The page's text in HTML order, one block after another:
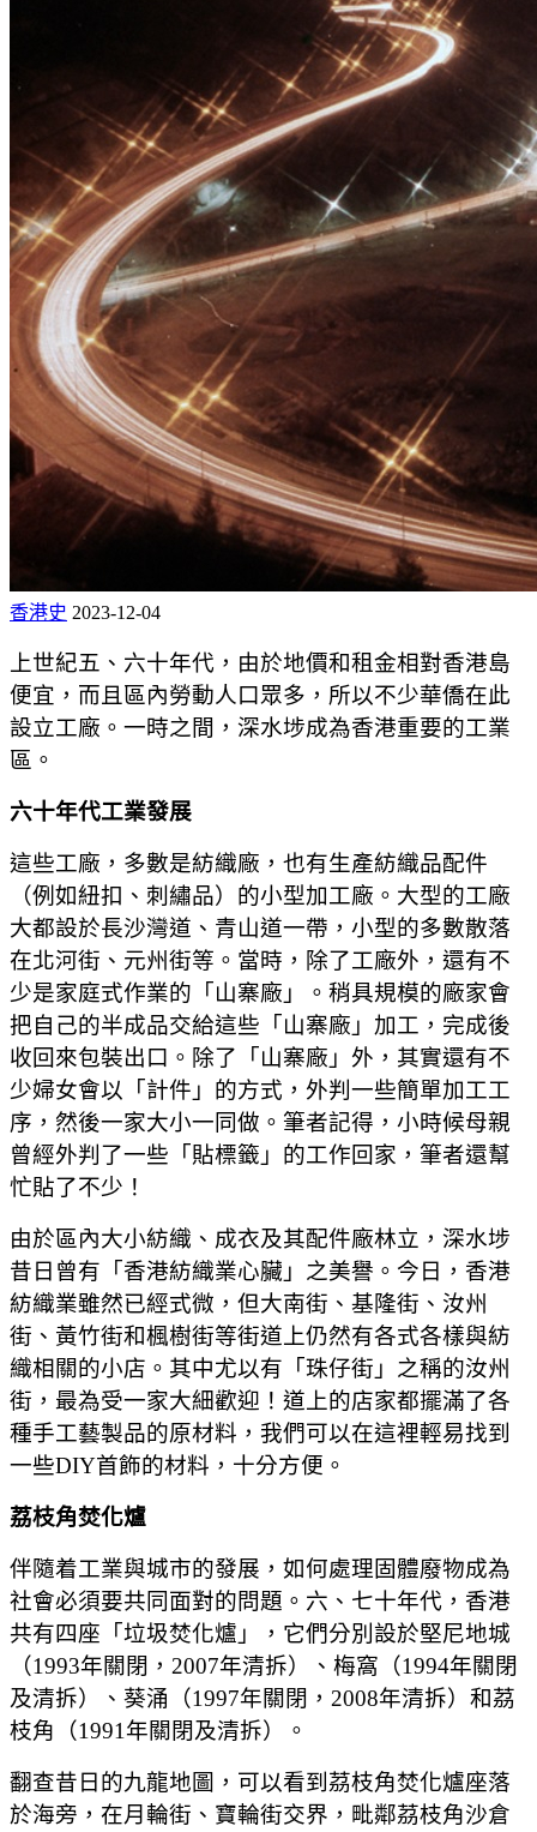
香港史 2023-12-04
上世紀五、六十年代，由於地價和租金相對香港島
便宜，而且區內勞動人口眾多，所以不少華僑在此
設立工廠。一時之間，深水埗成為香港重要的工業
區。
六十年代工業發展
這些工廠，多數是紡織廠，也有生產紡織品配件
（例如紐扣、刺繡品）的小型加工廠。大型的工廠
大都設於長沙灣道、青山道一帶，小型的多數散落
在北河街、元州街等。當時，除了工廠外，還有不
少是家庭式作業的「山寨廠」。稍具規模的廠家會
把自己的半成品交給這些「山寨廠」加工，完成後
收回來包裝出口。除了「山寨廠」外，其實還有不
少婦女會以「計件」的方式，外判一些簡單加工工
序，然後一家大小一同做。筆者記得，小時候母親
曾經外判了一些「貼標籤」的工作回家，筆者還幫
忙貼了不少！
由於區內大小紡織、成衣及其配件廠林立，深水埗
昔日曾有「香港紡織業心臟」之美譽。今日，香港
紡織業雖然已經式微，但大南街、基隆街、汝州
街、黃竹街和楓樹街等街道上仍然有各式各樣與紡
織相關的小店。其中尤以有「珠仔街」之稱的汝州
街，最為受一家大細歡迎！道上的店家都擺滿了各
種手工藝製品的原材料，我們可以在這裡輕易找到
一些DIY首飾的材料，十分方便。
荔枝角焚化爐
伴隨着工業與城市的發展，如何處理固體廢物成為
社會必須要共同面對的問題。六、七十年代，香港
共有四座「垃圾焚化爐」，它們分別設於堅尼地城
（1993年關閉，2007年清拆）、梅窩（1994年關閉
及清拆）、葵涌（1997年關閉，2008年清拆）和茘
枝角（1991年關閉及清拆）。
翻查昔日的九龍地圖，可以看到茘枝角焚化爐座落
於海旁，在月輪街、寶輪街交界，毗鄰茘枝角沙倉